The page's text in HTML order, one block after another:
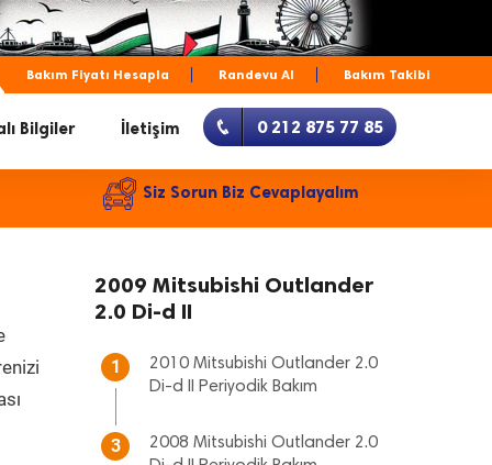
Bakım Fiyatı Hesapla Randevu Al Bakım Takibi
Bilgiler İletişim 0 212 875 77 85
Siz Sorun Biz Cevaplayalım
2009 Mitsubishi Outlander
2.0 Di-d II
1
2010 Mitsubishi Outlander 2.0
Di-d II Periyodik Bakım
3
2008 Mitsubishi Outlander 2.0